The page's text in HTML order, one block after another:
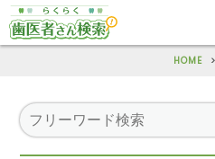
HOME